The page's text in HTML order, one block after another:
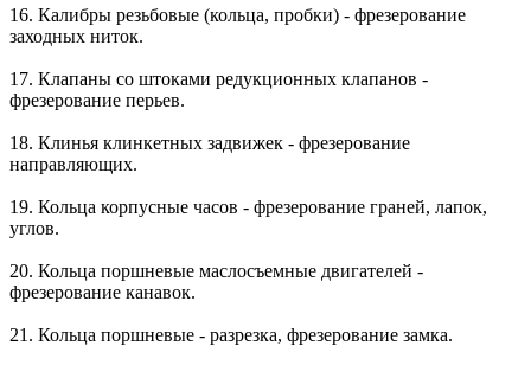
16. Калибры резьбовые (кольца, пробки) - фрезерование
заходных ниток.
17. Клапаны со штоками редукционных клапанов -
фрезерование перьев.
18. Клинья клинкетных задвижек - фрезерование
направляющих.
19. Кольца корпусные часов - фрезерование граней, лапок,
углов.
20. Кольца поршневые маслосъемные двигателей -
фрезерование канавок.
21. Кольца поршневые - разрезка, фрезерование замка.